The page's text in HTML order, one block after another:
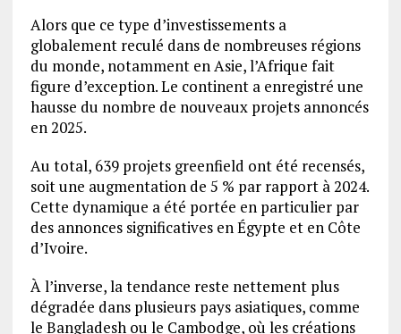
Alors que ce type d’investissements a
globalement reculé dans de nombreuses régions
du monde, notamment en Asie, l’Afrique fait
figure d’exception. Le continent a enregistré une
hausse du nombre de nouveaux projets annoncés
en 2025.
Au total, 639 projets greenfield ont été recensés,
soit une augmentation de 5 % par rapport à 2024.
Cette dynamique a été portée en particulier par
des annonces significatives en Égypte et en Côte
d’Ivoire.
À l’inverse, la tendance reste nettement plus
dégradée dans plusieurs pays asiatiques, comme
le Bangladesh ou le Cambodge, où les créations